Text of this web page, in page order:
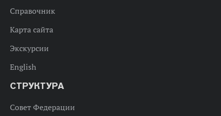
Справочник
Карта сайта
Экскурсии
English
СТРУКТУРА
Совет Федерации